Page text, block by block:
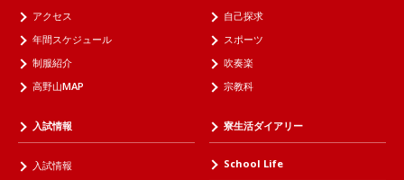
アクセス
年間スケジュール
制服紹介
高野山MAP
自己探求
スポーツ
吹奏楽
宗教科
入試情報
入試情報
寮生活ダイアリー
School Life